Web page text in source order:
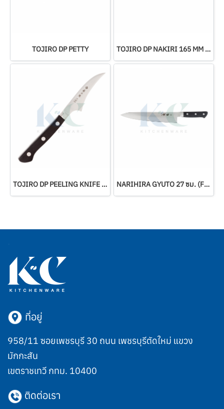
TOJIRO DP PETTY TOJIRO DP NAKIRI 165 MM (F-502)
TOJIRO DP PEELING KNIFE 70 MM (F-799) NARIHIRA GYUTO 27 ซม. (FC-45)
ที่อยู่
958/11 ซอยเพชรบุรี 30 ถนน เพชรบุรีตัดใหม่ แขวง
มักกะสัน
เขตราชเทวี กทม. 10400
ติดต่อเรา